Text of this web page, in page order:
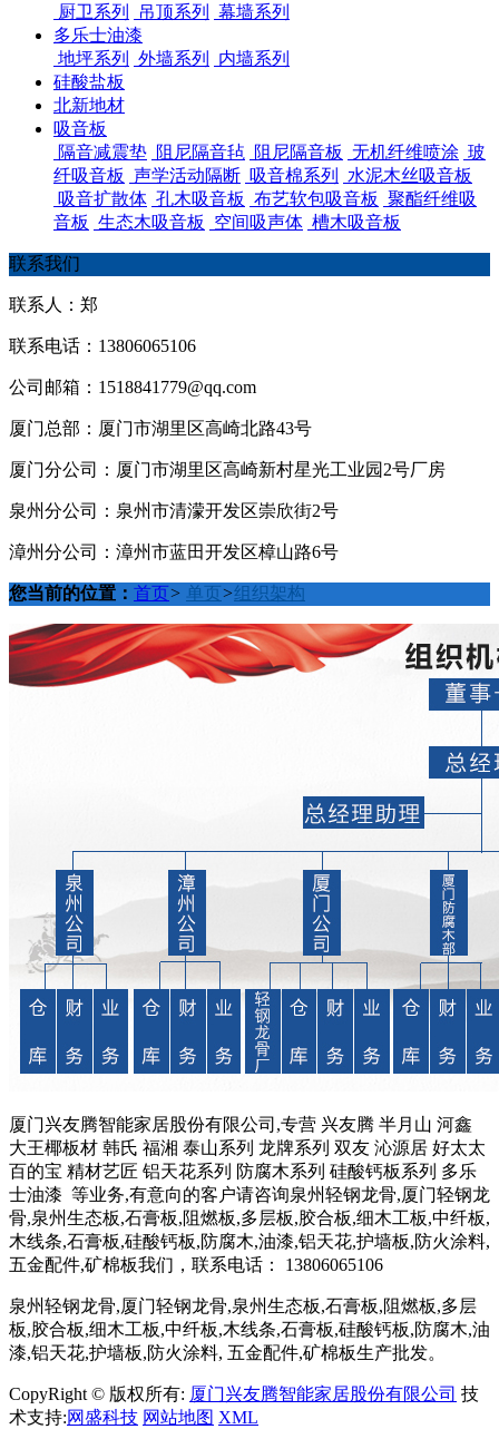
厨卫系列
吊顶系列
幕墙系列
多乐士油漆
地坪系列
外墙系列
内墙系列
硅酸盐板
北新地材
吸音板
隔音减震垫 阻尼隔音毡 阻尼隔音板 无机纤维喷涂 玻
纤吸音板 声学活动隔断 吸音棉系列
水泥木丝吸音板
吸音扩散体 孔木吸音板 布艺软包吸音板 聚酯纤维吸
音板 生态木吸音板 空间吸声体 槽木吸音板
联系我们
联系人：郑
联系电话：13806065106
公司邮箱：1518841779@qq.com
厦门总部：厦门市湖里区高崎北路43号
厦门分公司：厦门市湖里区高崎新村星光工业园2号厂房
泉州分公司：泉州市清濛开发区崇欣街2号
漳州分公司：漳州市蓝田开发区樟山路6号
您当前的位置： 首页> 单页>组织架构
厦门兴友腾智能家居股份有限公司,专营 兴友腾 半月山 河鑫
大王椰板材 韩氏 福湘 泰山系列 龙牌系列 双友 沁源居 好太太
百的宝 精材艺匠 铝天花系列 防腐木系列 硅酸钙板系列 多乐
士油漆 等业务,有意向的客户请咨询泉州轻钢龙骨,厦门轻钢龙
骨,泉州生态板,石膏板,阻燃板,多层板,胶合板,细木工板,中纤板,
木线条,石膏板,硅酸钙板,防腐木,油漆,铝天花,护墙板,防火涂料,
五金配件,矿棉板我们，联系电话： 13806065106
泉州轻钢龙骨,厦门轻钢龙骨,泉州生态板,石膏板,阻燃板,多层
板,胶合板,细木工板,中纤板,木线条,石膏板,硅酸钙板,防腐木,油
漆,铝天花,护墙板,防火涂料, 五金配件,矿棉板生产批发。
CopyRight © 版权所有: 厦门兴友腾智能家居股份有限公司 技
术支持:网盛科技 网站地图 XML